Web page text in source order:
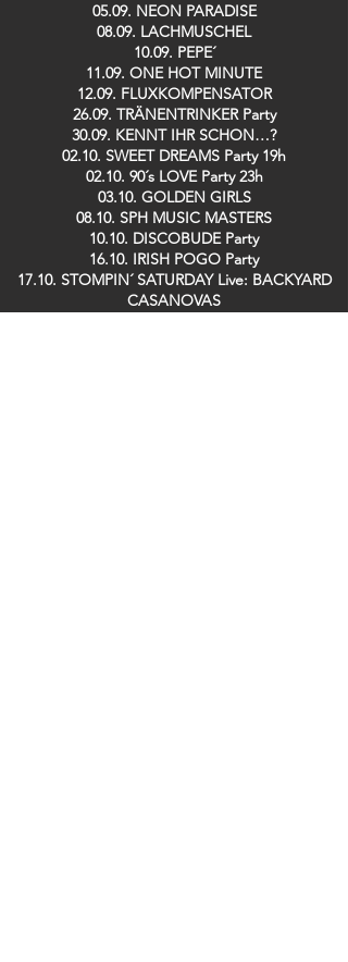
05.09. NEON PARADISE
08.09. LACHMUSCHEL
10.09. PEPE´
11.09. ONE HOT MINUTE
12.09. FLUXKOMPENSATOR
26.09. TRÄNENTRINKER Party
30.09. KENNT IHR SCHON…?
02.10. SWEET DREAMS Party 19h
02.10. 90´s LOVE Party 23h
03.10. GOLDEN GIRLS
08.10. SPH MUSIC MASTERS
10.10. DISCOBUDE Party
16.10. IRISH POGO Party
17.10. STOMPIN´ SATURDAY Live: BACKYARD
CASANOVAS